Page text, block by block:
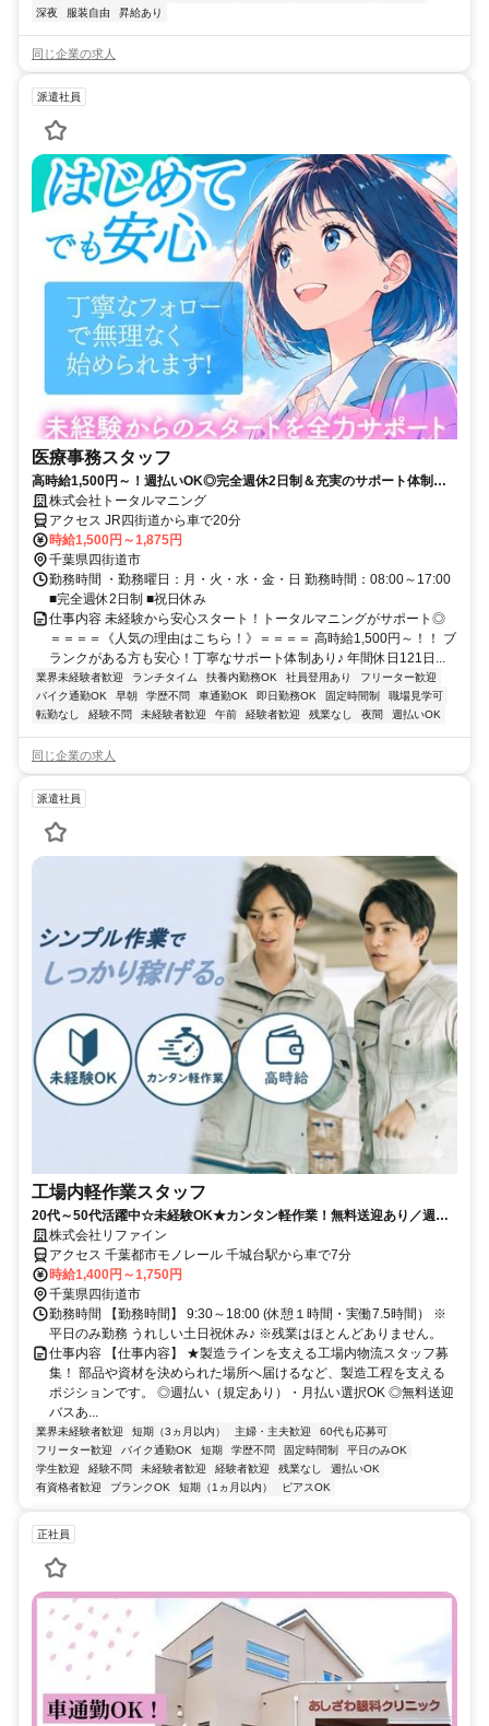
深夜
服装自由 昇給あり
同じ企業の求人
派遣社員
医療事務スタッフ
高時給1,500円～！週払いOK◎完全週休2日制＆充実のサポート体制で
安心して働けます！
株式会社トータルマニング
アクセス JR四街道から車で20分
時給1,500円～1,875円
千葉県四街道市
勤務時間 ・勤務曜日：月・火・水・金・日 勤務時間：08:00～17:00
■完全週休2日制 ■祝日休み
仕事内容 未経験から安心スタート！トータルマニングがサポート◎
＝＝＝＝《人気の理由はこちら！》＝＝＝＝ 高時給1,500円～！！ ブ
ランクがある方も安心！丁寧なサポート体制あり♪ 年間休日121日...
業界未経験者歓迎 ランチタイム 扶養内勤務OK 社員登用あり
フリーター歓迎
バイク通勤OK
早朝 学歴不問 車通勤OK 即日勤務OK 固定時間制
職場見学可
転勤なし
経験不問 未経験者歓迎 午前 経験者歓迎 残業なし 夜間 週払いOK
同じ企業の求人
派遣社員
工場内軽作業スタッフ
20代～50代活躍中☆未経験OK★カンタン軽作業！無料送迎あり／週払
いOK株式会社リファイン
アクセス 千葉都市モノレール 千城台駅から車で7分
時給1,400円～1,750円
千葉県四街道市
勤務時間 【勤務時間】 9:30～18:00 (休憩１時間・実働7.5時間） ※
平日のみ勤務 うれしい土日祝休み♪ ※残業はほとんどありません。
仕事内容 【仕事内容】 ★製造ラインを支える工場内物流スタッフ募
集！ 部品や資材を決められた場所へ届けるなど、製造工程を支える
ポジションです。 ◎週払い（規定あり）・月払い選択OK ◎無料送迎
バスあ...
業界未経験者歓迎 短期（3ヵ月以内） 主婦・主夫歓迎
60代も応募可
フリーター歓迎
バイク通勤OK 短期 学歴不問 固定時間制
平日のみOK
学生歓迎
経験不問 未経験者歓迎 経験者歓迎 残業なし
週払いOK
有資格者歓迎
ブランクOK 短期（1ヵ月以内） ピアスOK
正社員